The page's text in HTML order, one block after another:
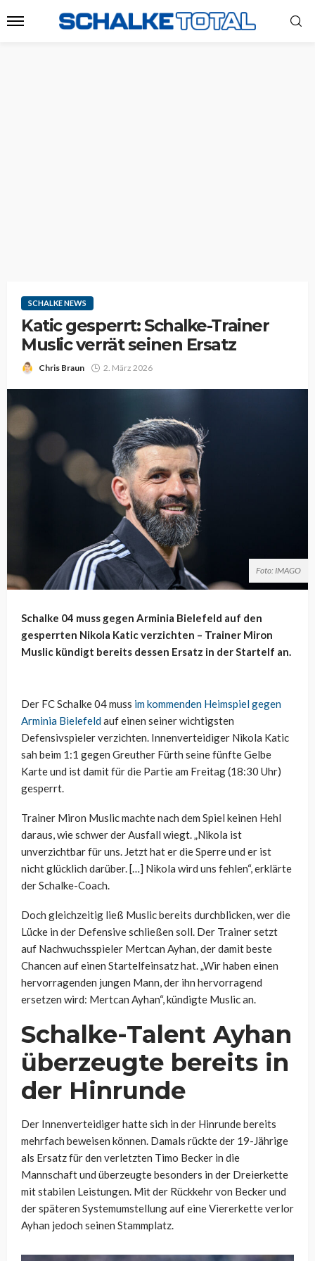
SCHALKE NEWS
Katic gesperrt: Schalke-Trainer
Muslic verrät seinen Ersatz
Chris Braun 2. März 2026
Foto: IMAGO
Schalke 04 muss gegen Arminia Bielefeld auf den
gesperrten Nikola Katic verzichten – Trainer Miron
Muslic kündigt bereits dessen Ersatz in der Startelf an.
Der FC Schalke 04 muss im kommenden Heimspiel gegen
Arminia Bielefeldauf einen seiner wichtigsten
Defensivspieler verzichten. Innenverteidiger Nikola Katic
sah beim 1:1 gegen Greuther Fürth seine fünfte Gelbe
Karte und ist damit für die Partie am Freitag (18:30 Uhr)
gesperrt.
Trainer Miron Muslic machte nach dem Spiel keinen Hehl
daraus, wie schwer der Ausfall wiegt. „Nikola ist
unverzichtbar für uns. Jetzt hat er die Sperre und er ist
nicht glücklich darüber. […] Nikola wird uns fehlen“, erklärte
der Schalke-Coach.
Doch gleichzeitig ließ Muslic bereits durchblicken, wer die
Lücke in der Defensive schließen soll. Der Trainer setzt
auf Nachwuchsspieler Mertcan Ayhan, der damit beste
Chancen auf einen Startelfeinsatz hat. „Wir haben einen
hervorragenden jungen Mann, der ihn hervorragend
ersetzen wird: Mertcan Ayhan“, kündigte Muslic an.
Schalke-Talent Ayhan
überzeugte bereits in
der Hinrunde
Der Innenverteidiger hatte sich in der Hinrunde bereits
mehrfach beweisen können. Damals rückte der 19-Jährige
als Ersatz für den verletzten Timo Becker in die
Mannschaft und überzeugte besonders in der Dreierkette
mit stabilen Leistungen. Mit der Rückkehr von Becker und
der späteren Systemumstellung auf eine Viererkette verlor
Ayhan jedoch seinen Stammplatz.